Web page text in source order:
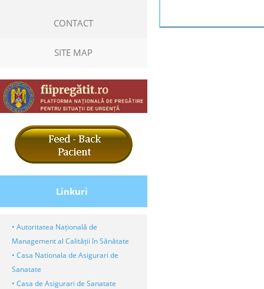
CONTACT
SITE MAP
Linkuri
• Autoritatea Națională de
Management al Calității în Sănătate
• Casa Nationala de Asigurari de
Sanatate
• Casa de Asigurari de Sanatate